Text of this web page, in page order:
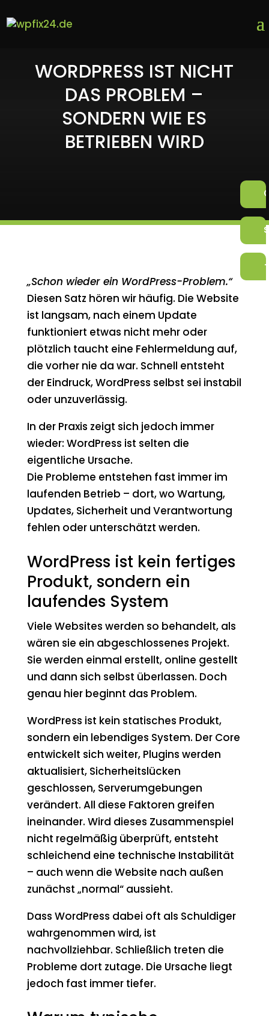
WORDPRESS IST NICHT
DAS PROBLEM –
SONDERN WIE ES
BETRIEBEN WIRD
„Schon wieder ein WordPress-Problem.“
Diesen Satz hören wir häufig. Die Website
ist langsam, nach einem Update
funktioniert etwas nicht mehr oder
plötzlich taucht eine Fehlermeldung auf,
die vorher nie da war. Schnell entsteht
der Eindruck, WordPress selbst sei instabil
oder unzuverlässig.
In der Praxis zeigt sich jedoch immer
wieder: WordPress ist selten die
eigentliche Ursache.
Die Probleme entstehen fast immer im
laufenden Betrieb – dort, wo Wartung,
Updates, Sicherheit und Verantwortung
fehlen oder unterschätzt werden.
WordPress ist kein fertiges
Produkt, sondern ein
laufendes System
Viele Websites werden so behandelt, als
wären sie ein abgeschlossenes Projekt.
Sie werden einmal erstellt, online gestellt
und dann sich selbst überlassen. Doch
genau hier beginnt das Problem.
WordPress ist kein statisches Produkt,
sondern ein lebendiges System. Der Core
entwickelt sich weiter, Plugins werden
aktualisiert, Sicherheitslücken
geschlossen, Serverumgebungen
verändert. All diese Faktoren greifen
ineinander. Wird dieses Zusammenspiel
nicht regelmäßig überprüft, entsteht
schleichend eine technische Instabilität
– auch wenn die Website nach außen
zunächst „normal“ aussieht.
Dass WordPress dabei oft als Schuldiger
wahrgenommen wird, ist
nachvollziehbar. Schließlich treten die
Probleme dort zutage. Die Ursache liegt
jedoch fast immer tiefer.